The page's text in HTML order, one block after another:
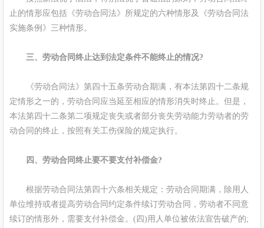
止的情形应包括《劳动合同法》所规定的六种情形及《劳动合同法
实施条例》三种情形。
三、劳动合同终止达到法定条件不能终止的情况?
《劳动合同法》第四十五条劳动合期满，有本法第四十二条规
定情形之一的，劳动合同应当延至相应的情形消失时终止。但是，
本法第四十二条第二项规定丧失或者部分丧失劳动能力劳动者的劳
动合同的终止，按照有关工伤保险的规定执行。
四、劳动合同终止要不要支付补偿金?
根据劳动合同法第四十六条相关规定：劳动合同期满，除用人
单位维持或者提高劳动合同约定条件续订劳动合同，劳动者不同意
续订的情形外，需要支付补偿金。(四)用人单位被依法宣告破产的;